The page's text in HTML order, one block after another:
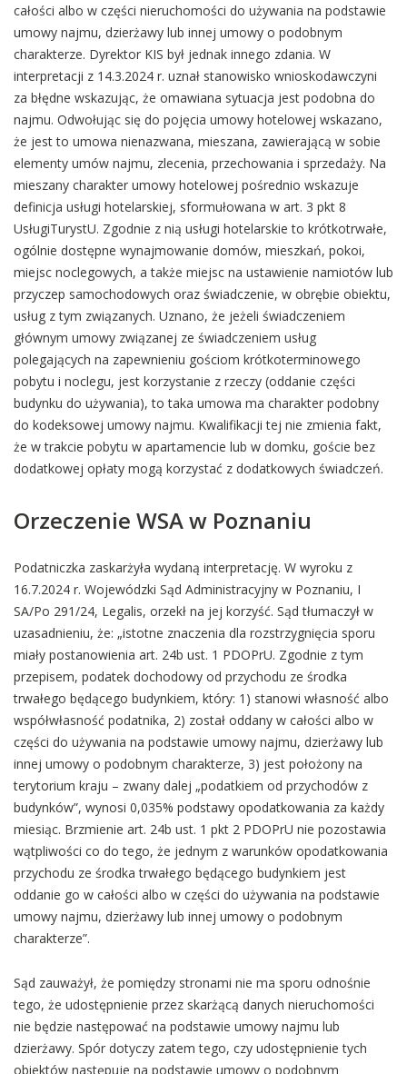
całości albo w części nieruchomości do używania na podstawie
umowy najmu, dzierżawy lub innej umowy o podobnym
charakterze. Dyrektor KIS był jednak innego zdania. W
interpretacji z 14.3.2024 r. uznał stanowisko wnioskodawczyni
za błędne wskazując, że omawiana sytuacja jest podobna do
najmu. Odwołując się do pojęcia umowy hotelowej wskazano,
że jest to umowa nienazwana, mieszana, zawierającą w sobie
elementy umów najmu, zlecenia, przechowania i sprzedaży. Na
mieszany charakter umowy hotelowej pośrednio wskazuje
definicja usługi hotelarskiej, sformułowana w art. 3 pkt 8
UsługiTurystU. Zgodnie z nią usługi hotelarskie to krótkotrwałe,
ogólnie dostępne wynajmowanie domów, mieszkań, pokoi,
miejsc noclegowych, a także miejsc na ustawienie namiotów lub
przyczep samochodowych oraz świadczenie, w obrębie obiektu,
usług z tym związanych. Uznano, że jeżeli świadczeniem
głównym umowy związanej ze świadczeniem usług
polegających na zapewnieniu gościom krótkoterminowego
pobytu i noclegu, jest korzystanie z rzeczy (oddanie części
budynku do używania), to taka umowa ma charakter podobny
do kodeksowej umowy najmu. Kwalifikacji tej nie zmienia fakt,
że w trakcie pobytu w apartamencie lub w domku, goście bez
dodatkowej opłaty mogą korzystać z dodatkowych świadczeń.
Orzeczenie WSA w Poznaniu
Podatniczka zaskarżyła wydaną interpretację. W wyroku z
16.7.2024 r. Wojewódzki Sąd Administracyjny w Poznaniu, I
SA/Po 291/24, Legalis, orzekł na jej korzyść. Sąd tłumaczył w
uzasadnieniu, że: „istotne znaczenia dla rozstrzygnięcia sporu
miały postanowienia art. 24b ust. 1 PDOPrU. Zgodnie z tym
przepisem, podatek dochodowy od przychodu ze środka
trwałego będącego budynkiem, który: 1) stanowi własność albo
współwłasność podatnika, 2) został oddany w całości albo w
części do używania na podstawie umowy najmu, dzierżawy lub
innej umowy o podobnym charakterze, 3) jest położony na
terytorium kraju – zwany dalej „podatkiem od przychodów z
budynków”, wynosi 0,035% podstawy opodatkowania za każdy
miesiąc. Brzmienie art. 24b ust. 1 pkt 2 PDOPrU nie pozostawia
wątpliwości co do tego, że jednym z warunków opodatkowania
przychodu ze środka trwałego będącego budynkiem jest
oddanie go w całości albo w części do używania na podstawie
umowy najmu, dzierżawy lub innej umowy o podobnym
charakterze”.
Sąd zauważył, że pomiędzy stronami nie ma sporu odnośnie
tego, że udostępnienie przez skarżącą danych nieruchomości
nie będzie następować na podstawie umowy najmu lub
dzierżawy. Spór dotyczy zatem tego, czy udostępnienie tych
obiektów następuje na podstawie umowy o podobnym